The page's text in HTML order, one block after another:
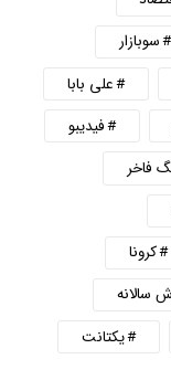
سوبازار
علی بابا
فیدیبو
فاخر
کرونا
سالانه
یکتانت